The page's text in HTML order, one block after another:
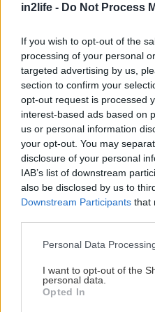
in2life - Do Not Process
If you wish to opt-out of the
processing of your personal
targeted advertising by us,
section to confirm your
opt-out request is processed
interest-based ads based on
us or personal information
your opt-out. You may
disclosure of your personal
IAB’s list of downstream
also be disclosed by us to
Downstream Participants that
Please note that this
not limited to your visit or
grant or deny consent to
use your data for below
Personal Data
I want to opt-out of the
personal data.
Opted In
και έχει αναδειχθεί σε
GEO Mobility Hellas
Η GEO Mobility Hellas
θυγατρική της
επίσημος εισαγωγέας
Zeekr στην Ελλάδα. Η
προσφέρει καινοτόμα
υψηλής ποιότητας,
νέων τεχνολογιών και
εμπειρίας υπηρεσιών
Mobility Hellas